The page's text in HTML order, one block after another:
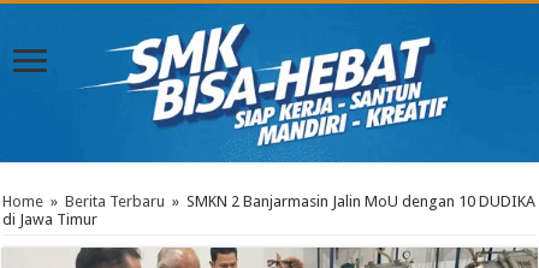
Home » Berita Terbaru » SMKN 2 Banjarmasin Jalin MoU dengan 10 DUDIKA
di Jawa Timur